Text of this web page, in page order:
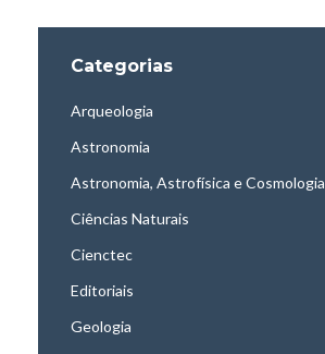
Categorias
Arqueologia
Astronomia
Astronomia, Astrofísica e Cosmologia
Ciências Naturais
Cienctec
Editoriais
Geologia